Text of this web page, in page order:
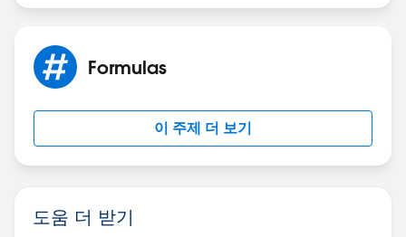
Formulas
이 주제 더 보기
도움 더 받기